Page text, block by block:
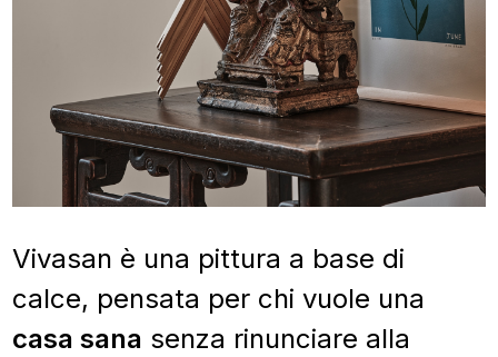
Vivasan è una pittura a base di
calce, pensata per chi vuole una
casa sana senza rinunciare alla